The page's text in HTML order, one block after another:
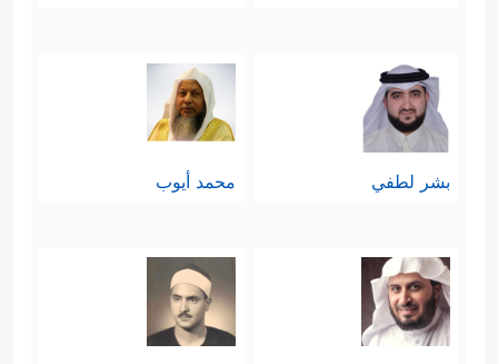
بشر لطفي محمد أيوب